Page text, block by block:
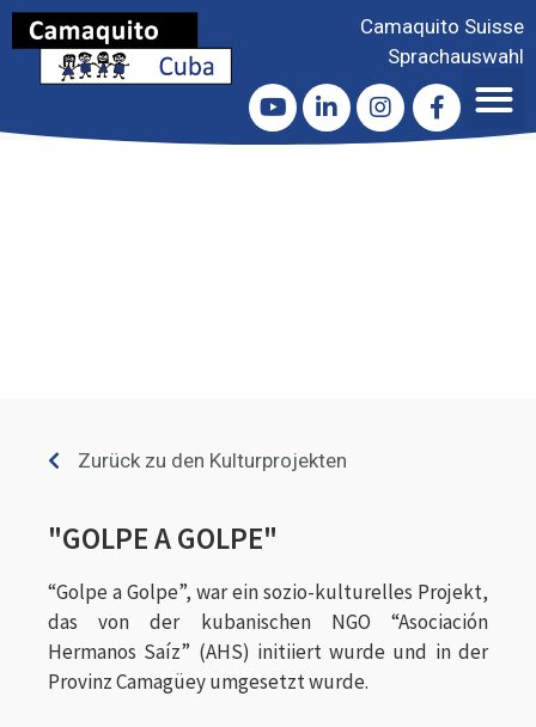
Camaquito Suisse
Sprachauswahl
Zurück zu den Kulturprojekten
"GOLPE A GOLPE"
“Golpe a Golpe”, war ein sozio-kulturelles Projekt,
das von der kubanischen NGO “Asociación
Hermanos Saíz” (AHS) initiiert wurde und in der
Provinz Camagüey umgesetzt wurde.